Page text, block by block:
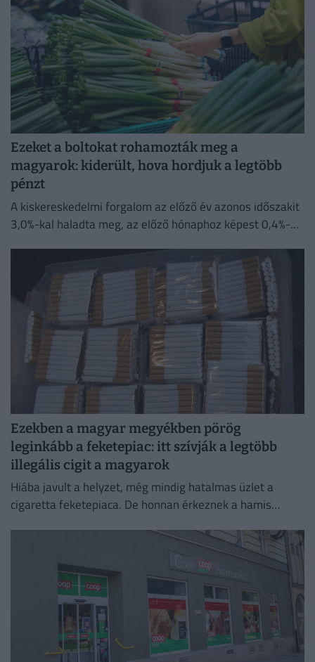
Ezeket a boltokat rohamozták meg a
magyarok: kiderült, hova hordjuk a legtöbb
pénzt
A kiskereskedelmi forgalom az előző év azonos időszakit
3,0%-kal haladta meg, az előző hónaphoz képest 0,4%-
Ezekben a magyar megyékben pörög
leginkább a feketepiac: itt szívják a legtöbb
illegális cigit a magyarok
Hiába javult a helyzet, még mindig hatalmas üzlet a
cigaretta feketepiaca. De honnan érkeznek a hamis